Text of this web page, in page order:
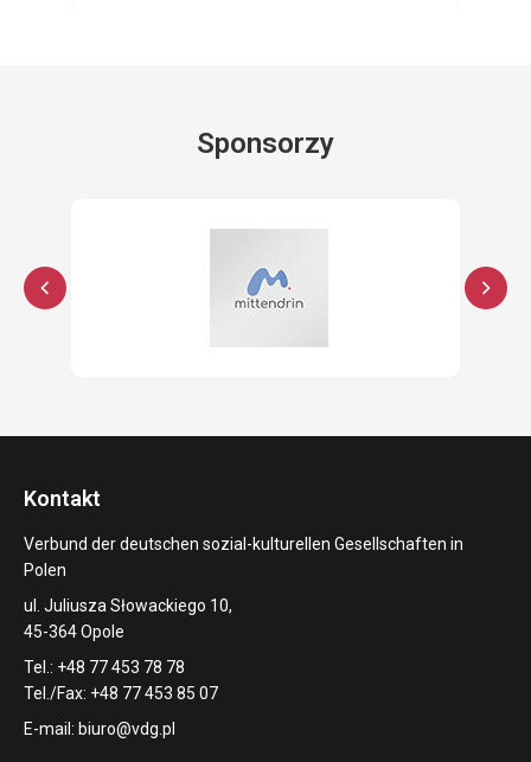
Sponsorzy
Kontakt
Verbund der deutschen sozial-kulturellen Gesellschaften in
Polen
ul. Juliusza Słowackiego 10,
45-364 Opole
Tel.: +48 77 453 78 78
Tel./Fax: +48 77 453 85 07
E-mail: biuro@vdg.pl